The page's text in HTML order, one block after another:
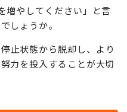
増やしてください」と言
しょうか。
止状態から脱却し、より
力を投入することが大切